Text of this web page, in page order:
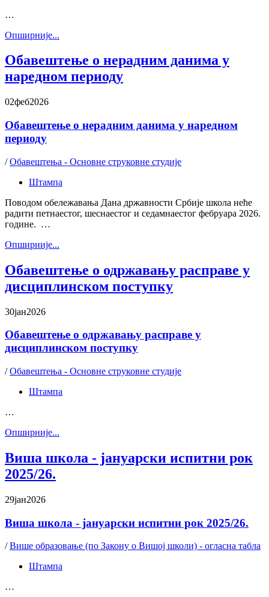
…
Oпширније...
Обавештење о нерадним данима у
наредном периоду
02феб2026
Обавештење о нерадним данима у наредном
периоду
/Обавештења - Основне струковне студије
Штампа
Поводом обележавања Дана државности Србије школа неће
радити петнаестог, шеснаестог и седамнаестог фебруара 2026.
године. …
Oпширније...
Обавештење о одржавању расправе у
дисциплинском поступку
30јан2026
Обавештење о одржавању расправе у
дисциплинском поступку
/Обавештења - Основне струковне студије
Штампа
…
Oпширније...
Виша школа - јануарски испитни рок
2025/26.
29јан2026
Виша школа - јануарски испитни рок 2025/26.
/Више образовање (по Закону о Вишој школи) - огласна табла
Штампа
…